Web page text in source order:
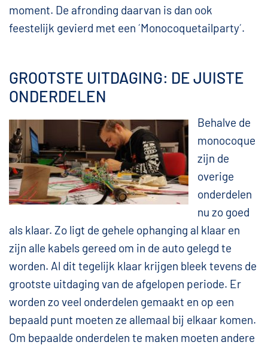
moment. De afronding daarvan is dan ook
feestelijk gevierd met een ´Monocoquetailparty´.
GROOTSTE UITDAGING: DE JUISTE
ONDERDELEN
Behalve de
monocoque
zijn de
overige
onderdelen
nu zo goed
als klaar. Zo ligt de gehele ophanging al klaar en
zijn alle kabels gereed om in de auto gelegd te
worden. Al dit tegelijk klaar krijgen bleek tevens de
grootste uitdaging van de afgelopen periode. Er
worden zo veel onderdelen gemaakt en op een
bepaald punt moeten ze allemaal bij elkaar komen.
Om bepaalde onderdelen te maken moeten andere